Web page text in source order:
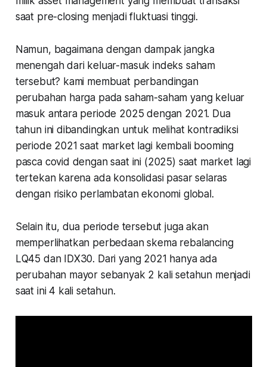
saat pre-closing menjadi fluktuasi tinggi.
Namun, bagaimana dengan dampak jangka
menengah dari keluar-masuk indeks saham
tersebut? kami membuat perbandingan
perubahan harga pada saham-saham yang keluar
masuk antara periode 2025 dengan 2021. Dua
tahun ini dibandingkan untuk melihat kontradiksi
periode 2021 saat market lagi kembali booming
pasca covid dengan saat ini (2025) saat market lagi
tertekan karena ada konsolidasi pasar selaras
dengan risiko perlambatan ekonomi global.
Selain itu, dua periode tersebut juga akan
memperlihatkan perbedaan skema rebalancing
LQ45 dan IDX30. Dari yang 2021 hanya ada
perubahan mayor sebanyak 2 kali setahun menjadi
saat ini 4 kali setahun.